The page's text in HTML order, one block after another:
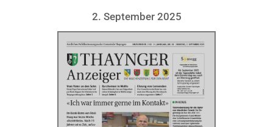
2. September 2025